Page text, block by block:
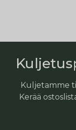
Kuljetamme
Kerää